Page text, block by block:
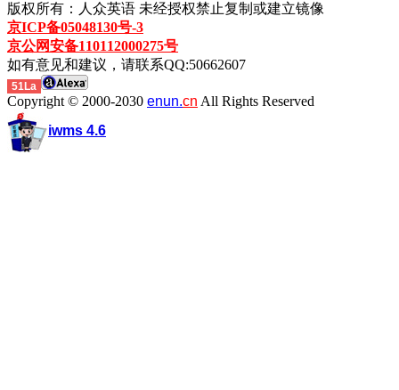
版权所有：人众英语 未经授权禁止复制或建立镜像
京ICP备05048130号-3
京公网安备110112000275号
如有意见和建议，请联系QQ:50662607
51La
Copyright © 2000-2030 enun.cn All Rights Reserved
iwms 4.6